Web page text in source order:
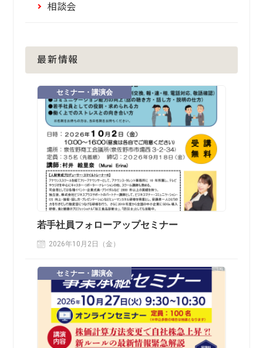
相談会
最新情報
セミナー・講演会
若手社員フォローアップセミナー
2026年10月2日（金）
セミナー・講演会